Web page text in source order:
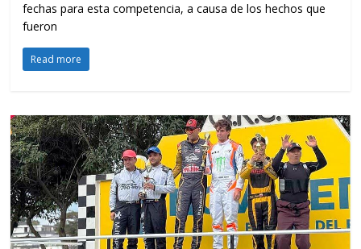
fechas para esta competencia, a causa de los hechos que
fueron
Read more